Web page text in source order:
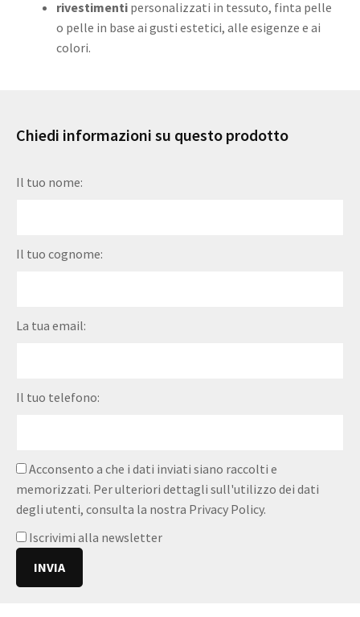
rivestimenti personalizzati in tessuto, finta pelle
o pelle in base ai gusti estetici, alle esigenze e ai
colori.
Chiedi informazioni su questo prodotto
Il tuo nome:
Il tuo cognome:
La tua email:
Il tuo telefono:
Acconsento a che i dati inviati siano raccolti e
memorizzati. Per ulteriori dettagli sull'utilizzo dei dati
degli utenti, consulta la nostra Privacy Policy.
Iscrivimi alla newsletter